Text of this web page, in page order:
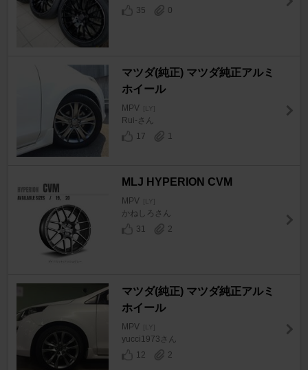
35
0
マツダ(純正) マツダ純正アルミ
ホイール
MPV [LY]
Rui-さん
17
1
MLJ HYPERION CVM
MPV [LY]
かねしろさん
31
2
マツダ(純正) マツダ純正アルミ
ホイール
MPV [LY]
yucci1973さん
12
2